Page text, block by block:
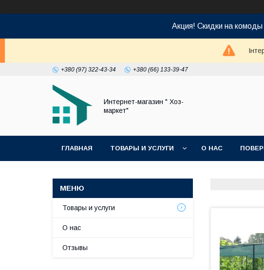
Акция! Скидки на
+380 (97) 322-43-34 +380 (66) 133-39-47
Интернет-магазин " Хоз-
маркет"
ГЛАВНАЯ ТОВАРЫ И УСЛУГИ О НАС
Товары и услуги
О нас
Отзывы